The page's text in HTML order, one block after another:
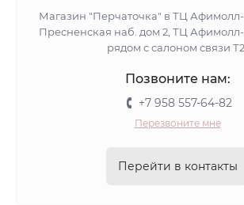
Магазин "Перчаточка" в ТЦ
Пресненская наб. дом 2, ТЦ Афимолл-
рядом с салоном связи
Позвоните нам:
+7 958 557-64-82
Перезвоните мне
Перейти в контакты